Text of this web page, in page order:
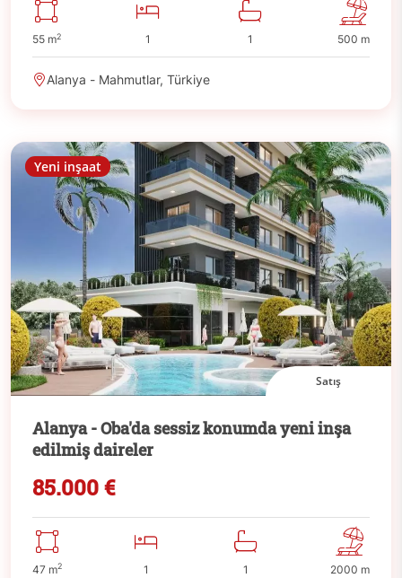
55 m2 1 1 500 m
Alanya - Mahmutlar, Türkiye
Yeni inşaat
Satış
Alanya - Oba'da sessiz konumda yeni inşa
edilmiş daireler
85.000 €
47 m2 1 1 2000 m